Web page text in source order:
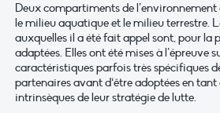
Deux compartiments de
le milieu aquatique et le milieu terrestre.
auxquelles il a été fait appel sont, pour la
adaptées. Elles ont été mises à l’épreuve
caractéristiques parfois très spécifiques
partenaires avant d‘être adoptées en tant
intrinsèques de leur stratégie de lutte.